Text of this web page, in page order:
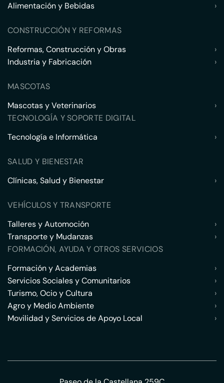
Alimentación y Bebidas
›
CONSTRUCCIÓN Y REFORMAS
Reformas, Construcción y Obras
›
Industria y Fabricación
›
MASCOTAS
Mascotas y Veterinarios
›
TECNOLOGÍA Y SOPORTE DIGITAL
Tecnología e Informática
›
SALUD Y BIENESTAR
Clínicas, Salud y Bienestar
›
VEHÍCULOS Y TRANSPORTE
Talleres y Automoción
›
Transporte y Mudanzas
›
FORMACIÓN, AYUDA Y OTROS SERVICIOS
Formación y Academias
›
Servicios Sociales y Comunitarios
›
Turismo, Ocio y Cultura
›
Agro y Medio Ambiente
›
Movilidad y Servicios de Apoyo Local
›